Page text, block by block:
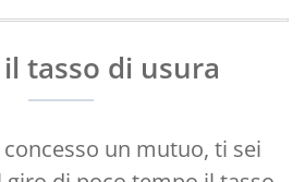
tasso di usura
concesso un mutuo, ti sei